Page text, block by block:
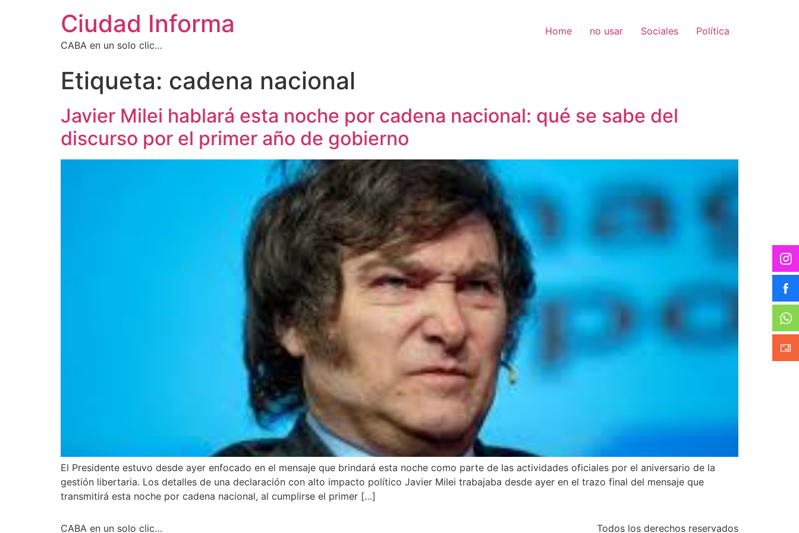
Ciudad Informa
CABA en un solo clic…
Home no usar Sociales Política
Etiqueta: cadena nacional
Javier Milei hablará esta noche por cadena nacional: qué se sabe del
discurso por el primer año de gobierno
El Presidente estuvo desde ayer enfocado en el mensaje que brindará esta noche como parte de las actividades oficiales por el aniversario de la
gestión libertaria. Los detalles de una declaración con alto impacto político Javier Milei trabajaba desde ayer en el trazo final del mensaje que
transmitirá esta noche por cadena nacional, al cumplirse el primer […]
CABA en un solo clic… Todos los derechos reservados